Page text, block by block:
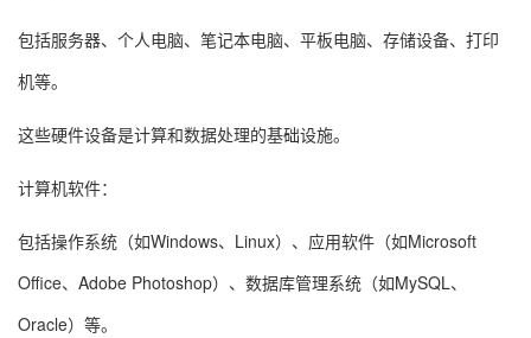
包括服务器、个人电脑、笔记本电脑、平板电脑、存储设备、打印
机等。
这些硬件设备是计算和数据处理的基础设施。
计算机软件：
包括操作系统（如Windows、Linux）、应用软件（如Microsoft
Office、Adobe Photoshop）、数据库管理系统（如MySQL、
Oracle）等。